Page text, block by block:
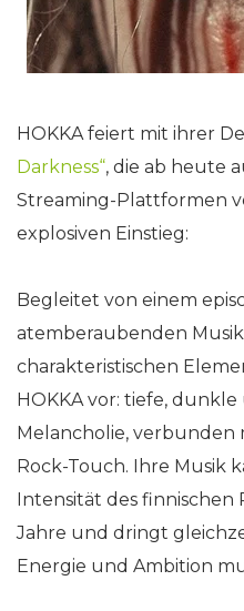
HOKKA feiert mit ihrer
Darkness“, die ab heute
Streaming-Plattformen
explosiven Einstieg:
Begleitet von einem
atemberaubenden
charakteristischen
HOKKA vor: tiefe,
Melancholie, verbunden
Rock-Touch. Ihre Musik
Intensität des
Jahre und dringt
Energie und Ambition